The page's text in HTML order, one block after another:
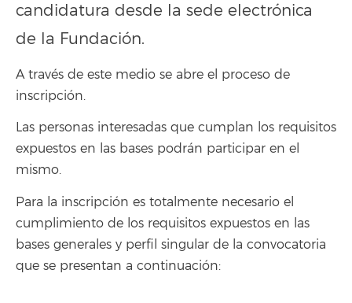
candidatura desde la sede electrónica
de la Fundación.
A través de este medio se abre el proceso de
inscripción.
Las personas interesadas que cumplan los requisitos
expuestos en las bases podrán participar en el
mismo.
Para la inscripción es totalmente necesario el
cumplimiento de los requisitos expuestos en las
bases generales y perfil singular de la convocatoria
que se presentan a continuación: